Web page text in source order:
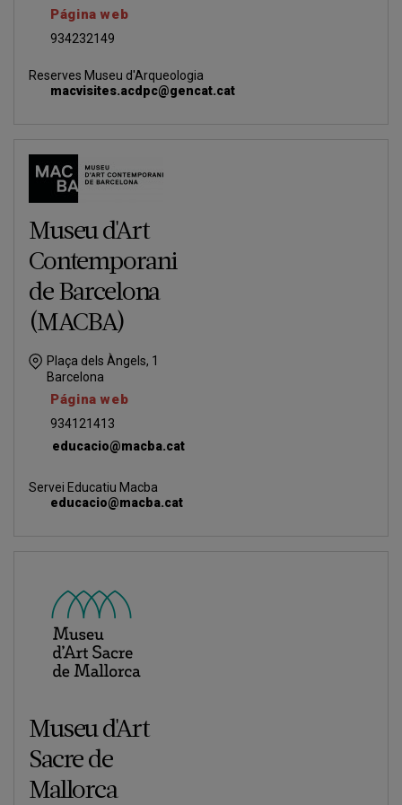
Página web
934232149
Reserves Museu d'Arqueologia
macvisites.acdpc@gencat.cat
Museu d'Art
Contemporani
de Barcelona
(MACBA)
Plaça dels Àngels, 1
Barcelona
Página web
934121413
educacio@macba.cat
Servei Educatiu Macba
educacio@macba.cat
Museu d'Art
Sacre de
Mallorca